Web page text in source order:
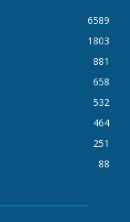
6589
1803
881
658
532
464
251
88